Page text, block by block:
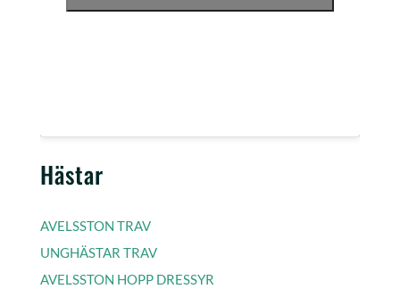
Hästar
AVELSSTON TRAV
UNGHÄSTAR TRAV
AVELSSTON HOPP DRESSYR